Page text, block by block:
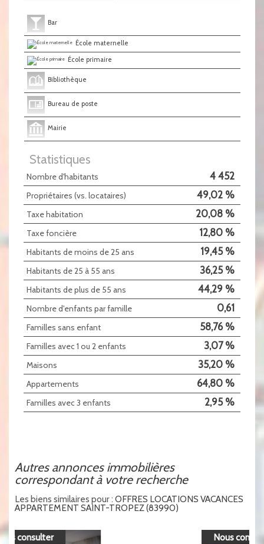
Bar
École maternelle
École primaire
Bibliothèque
Bureau de poste
Mairie
Statistiques
Nombre d'habitants 4 452
Propriétaires (vs. locataires) 49,02 %
Taxe habitation 20,08 %
Taxe foncière 12,80 %
Habitants de moins de 25 ans 19,45 %
Habitants de 25 à 55 ans 36,25 %
Habitants de plus de 55 ans 44,29 %
Nombre d'enfants par famille 0,61
Familles sans enfant 58,76 %
Familles avec 1 ou 2 enfants 3,07 %
Maisons 35,20 %
Appartements 64,80 %
Familles avec 3 enfants 2,95 %
autres annonces immobilières
correspondant à votre recherche
Les biens similaires pour : OFFRES LOCATIONS VACANCES
APPARTEMENT SAINT-TROPEZ (83990)
Nous consulter